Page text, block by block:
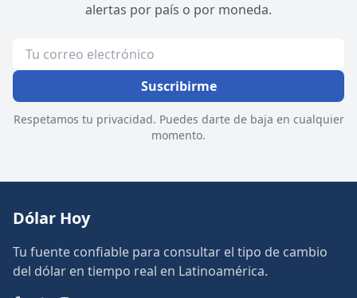
alertas por país o por moneda.
Suscribirme
Respetamos tu privacidad. Puedes darte de baja en cualquier
momento.
Dólar Hoy
Tu fuente confiable para consultar el tipo de cambio
del dólar en tiempo real en Latinoamérica.